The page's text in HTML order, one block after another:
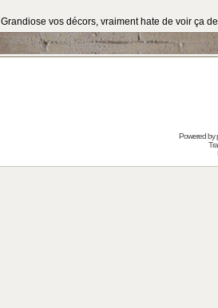
Grandiose vos décors, vraiment hate de voir ça
Powered by